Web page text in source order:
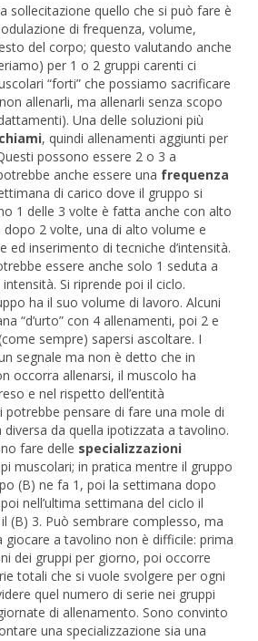
sollecitazione quello che si può fare è
di frequenza, volume,
del corpo; questo valutando anche
per 1 o 2 gruppi carenti ci
“forti” che possiamo sacrificare
allenarli, ma allenarli senza scopo
Una delle soluzioni più
, quindi allenamenti aggiunti per
possono essere 2 o 3 a
anche essere una frequenza
di carico dove il gruppo si
1 delle 3 volte è fatta anche con alto
2 volte, una di alto volume e
ed inserimento di tecniche d’intensità.
essere anche solo 1 seduta a
Si riprende poi il ciclo.
ha il suo volume di lavoro. Alcuni
“d’urto” con 4 allenamenti, poi 2 e
sempre) sapersi ascoltare. I
segnale ma non è detto che in
occorra allenarsi, il muscolo ha
e nel rispetto dell’entità
potrebbe pensare di fare una mole di
da quella ipotizzata a tavolino.
fare delle specializzazioni
muscolari; in pratica mentre il gruppo
(B) ne fa 1, poi la settimana dopo
nell’ultima settimana del ciclo il
(B) 3. Può sembrare complesso, ma
a tavolino non è difficile: prima
dei gruppi per giorno, poi occorre
totali che si vuole svolgere per ogni
quel numero di serie nei gruppi
di allenamento. Sono convinto
una specializzazione sia una